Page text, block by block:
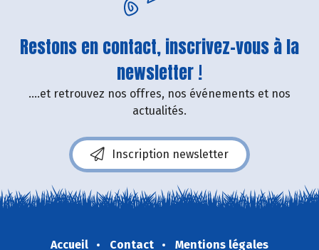
Restons en contact, inscrivez-vous à la
newsletter !
....et retrouvez nos offres, nos événements et nos
actualités.
Inscription newsletter
Accueil Contact
Mentions légales